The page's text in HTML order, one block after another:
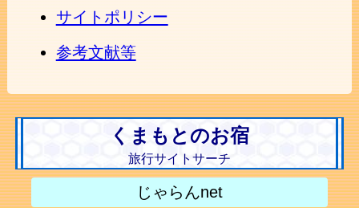
サイトポリシー
参考文献等
くまもとのお宿
旅行サイトサーチ
じゃらんnet